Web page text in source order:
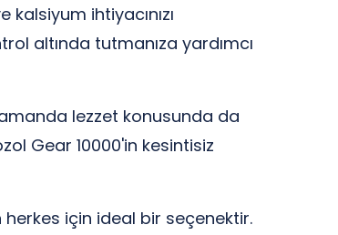
ihtiyacınızı
altında tutmanıza yardımcı
lezzet konusunda da
Gear 10000'in kesintisiz
herkes için ideal bir seçenektir.